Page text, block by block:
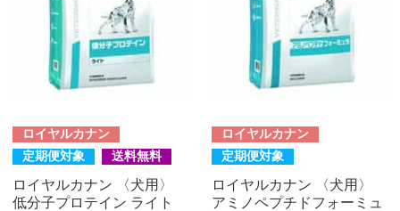
ロイヤルカナン
定期便対象
送料無料
ロイヤルカナン 〈犬用〉
低分子プロテイン ライト
ロイヤルカナン
定期便対象
ロイヤルカナン 〈犬用〉
アミノペプチドフォーミュ